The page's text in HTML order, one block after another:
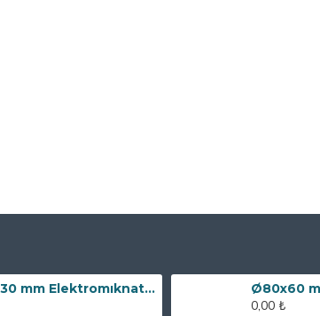
Ø63x30 mm Elektromıknatıs - 100 kg Çekim Gücü
0,00 ₺